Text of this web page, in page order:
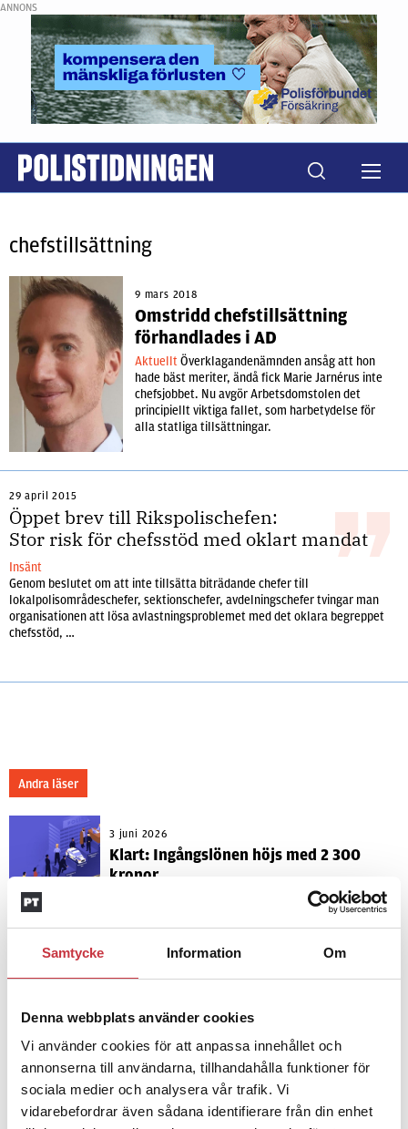
Samtycke Information Om
Denna webbplats använder cookies
Vi använder cookies för att anpassa innehållet och
annonserna till användarna, tillhandahålla funktioner för
sociala medier och analysera vår trafik. Vi
vidarebefordrar även sådana identifierare från din enhet
ANNONS
chefstillsättning
9 mars 2018
Omstridd chefstillsättning
förhandlades i AD
Aktuellt Överklagandenämnden ansåg att hon
hade bäst meriter, ändå fick Marie Jarnérus inte
chefsjobbet. Nu avgör Arbetsdomstolen det
principiellt viktiga fallet, som harbetydelse för
alla statliga tillsättningar.
29 april 2015
Öppet brev till Rikspolischefen:
Stor risk för chefsstöd med oklart mandat
Insänt
Genom beslutet om att inte tillsätta biträdande chefer till
lokalpolisområdeschefer, sektionschefer, avdelningschefer tvingar man
organisationen att lösa avlastningsproblemet med det oklara begreppet
chefsstöd, …
Andra läser
3 juni 2026
Klart: Ingångslönen höjs med 2 300
kronor
Insändare:Miljoner i sjön –
polisaspiranter underkänns på
1 juni 2026
Jens Mårtensson:Snart 20 år i tjänst
– nu ska han lära sig grunderna